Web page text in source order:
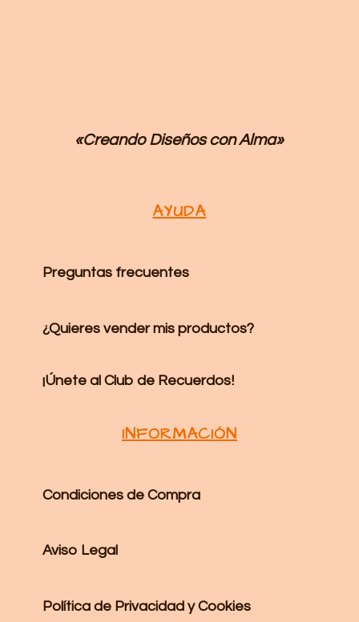
«Creando Diseñoscon Alma»
AYUDA
Preguntas frecuentes
¿Quieres vender mis productos?
¡Únete al Club de Recuerdos!
INFORMACIÓN
Condiciones de Compra
Aviso Legal
Política de Privacidad y Cookies